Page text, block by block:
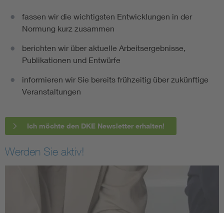
fassen wir die wichtigsten Entwicklungen in der
Normung kurz zusammen
berichten wir über aktuelle Arbeitsergebnisse,
Publikationen und Entwürfe
informieren wir Sie bereits frühzeitig über zukünftige
Veranstaltungen
Ich möchte den DKE Newsletter erhalten!
Werden Sie aktiv!